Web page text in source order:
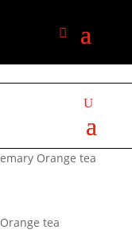
Orange tea
tea